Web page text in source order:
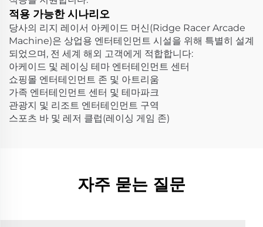
적용 가능한 시나리오
당사의 리지 레이서 아케이드 머신(Ridge Racer Arcade
Machine)은 상업용 엔터테인먼트 시설을 위해 특별히 설계
되었으며, 전 세계 해외 고객에게 적합합니다:
아케이드 및 레이싱 테마 엔터테인먼트 센터
쇼핑몰 엔터테인먼트 존 및 아트리움
가족 엔터테인먼트 센터 및 테마파크
관광지 및 리조트 엔터테인먼트 구역
스포츠 바 및 레저 클럽(레이싱 게임 존)
자주 묻는 질문